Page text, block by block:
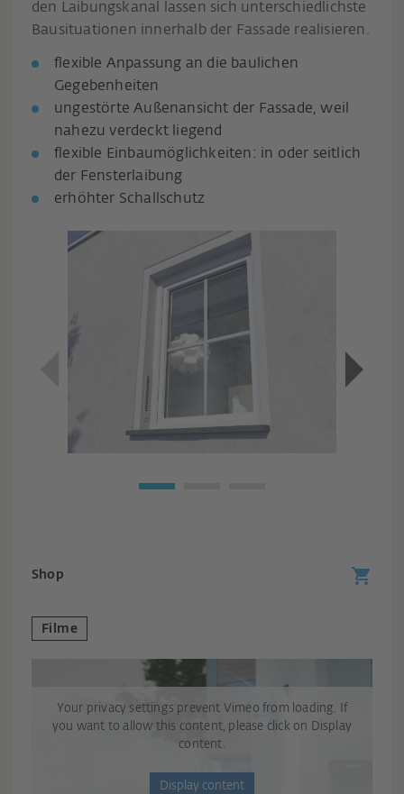
den Laibungskanal lassen sich unterschiedlichste
Bausituationen innerhalb der Fassade realisieren.
flexible Anpassung an die baulichen
Gegebenheiten
ungestörte Außenansicht der Fassade, weil
nahezu verdeckt liegend
flexible Einbaumöglichkeiten: in oder seitlich
der Fensterlaibung
erhöhter Schallschutz
Shop
Filme
Your privacy settings prevent Vimeo from loading. If
you want to allow this content, please click on Display
content.
Display content